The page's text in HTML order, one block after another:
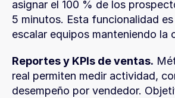
asignar el 100 % de los
5 minutos. Esta funcionalidad
escalar equipos manteniendo la
Reportes y KPIs de ventas.
real permiten medir actividad,
desempeño por vendedor.